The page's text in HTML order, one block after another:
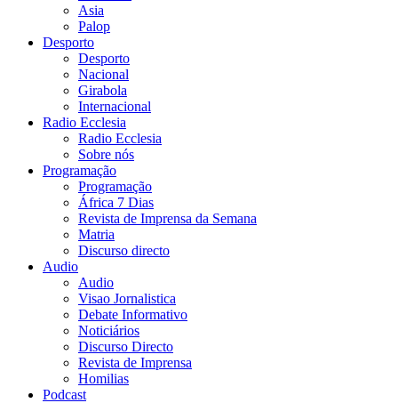
Asia
Palop
Desporto
Desporto
Nacional
Girabola
Internacional
Radio Ecclesia
Radio Ecclesia
Sobre nós
Programação
Programação
África 7 Dias
Revista de Imprensa da Semana
Matria
Discurso directo
Audio
Audio
Visao Jornalistica
Debate Informativo
Noticiários
Discurso Directo
Revista de Imprensa
Homilias
Podcast